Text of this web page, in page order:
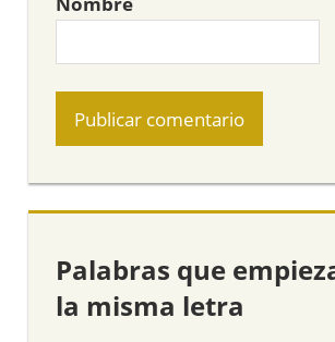
Palabras que
la misma letra